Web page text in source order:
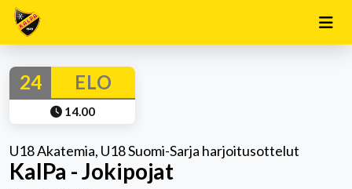
24 ELO
14.00
U18 Akatemia, U18 Suomi-Sarja harjoitusottelut
KalPa - Jokipojat